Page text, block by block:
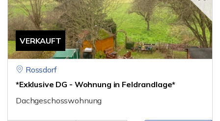
VERKAUFT
Rossdorf
*Exklusive DG - Wohnung in Feldrandlage*
Dachgeschosswohnung